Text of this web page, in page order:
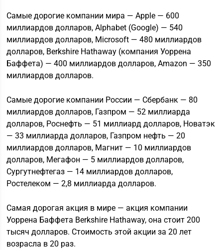
Самые дорогие компании мира — Apple — 600
миллиардов долларов, Alphabet (Google) — 540
миллиардов долларов, Microsoft — 480 миллиардов
долларов, Berkshire Hathaway (компания Уоррена
Баффета) — 400 миллиардов долларов, Amazon — 350
миллиардов долларов.
Самые дорогие компании России — Сбербанк — 80
миллиардов долларов, Газпром — 52 миллиарда
долларов, Роснефть — 51 миллиард долларов, Новатэк
— 33 миллиарда долларов, Газпром нефть — 20
миллиардов долларов, Магнит — 10 миллиардов
долларов, Мегафон — 5 миллиардов долларов,
Сургутнефтегаз — 14 миллиардов долларов,
Ростелеком — 2,8 миллиарда долларов.
Самая дорогая акция в мире — акция компании
Уоррена Баффета Berkshire Hathaway, она стоит 200
тысяч долларов. Стоимость этой акции за 20 лет
возрасла в 20 раз.